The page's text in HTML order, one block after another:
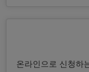
온라인으로 신청하